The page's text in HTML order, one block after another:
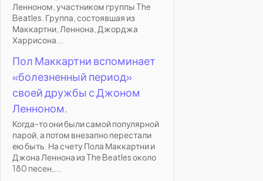
Ленноном, участником группы The
Beatles. Группа, состоявшая из
Маккартни, Леннона, Джорджа
Харрисона...
Пол Маккартни вспоминает
«болезненный период»
своей дружбы с Джоном
Ленноном.
Когда-то они были самой популярной
парой, а потом внезапно перестали
ею быть. На счету Пола Маккартни и
Джона Леннона из The Beatles около
180 песен,...